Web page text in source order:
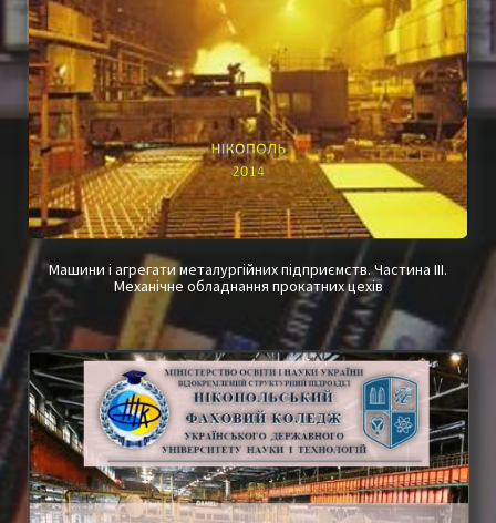
Машини і агрегати металургійних підприємств.Частина ІІІ.
Механічне обладнання прокатних цехів